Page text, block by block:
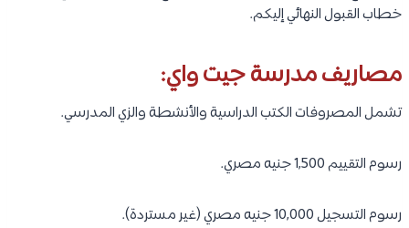
خطاب القبول النهائي إليكم.
مصاريف مدرسة جيت واي:
تشمل المصروفات الكتب الدراسية والأنشطة والزي المدرسي.
رسوم التقييم 1,500 جنيه مصري.
رسوم التسجيل 10,000 جنيه مصري (غير مستردة).